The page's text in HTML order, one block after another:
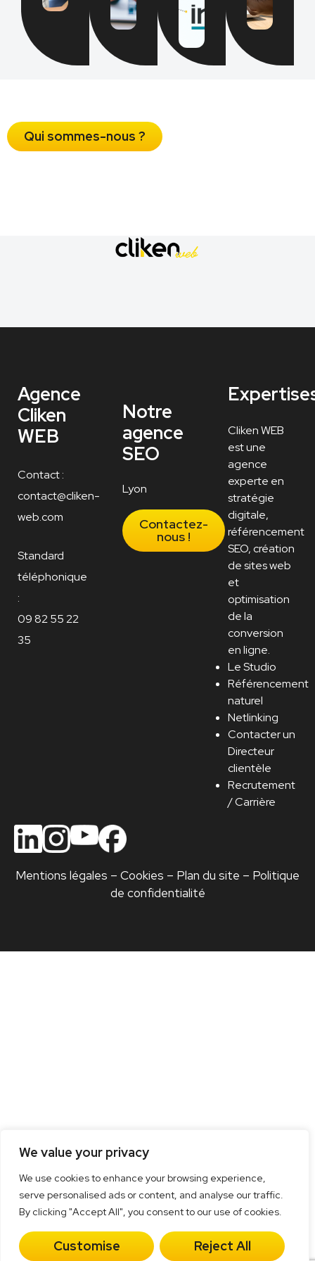
We value your privacy
We use cookies to enhance your browsing experience,
serve personalised ads or content, and analyse our traffic.
By clicking "Accept All", you consent to our use of cookies.
Customise Reject All
Qui sommes-nous ?
Agence
Cliken
WEB
Contact :
contact@cliken-
web.com
Standard
téléphonique
:
09 82 55 22
35
Notre
agence
SEO
Lyon
Contactez-
nous !
Cliken WEB
est une
agence
experte en
stratégie
digitale,
référencement
SEO, création
de sites web
et
optimisation
de la
conversion
en ligne.
Le Studio
Référencement
naturel
Netlinking
Contacter un
Directeur
clientèle
Recrutement
/ Carrière
Mentions légales – Cookies – Plan du site – Politique
de confidentialité